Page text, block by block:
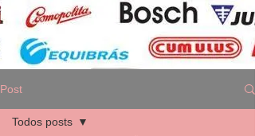
Post
Todos posts